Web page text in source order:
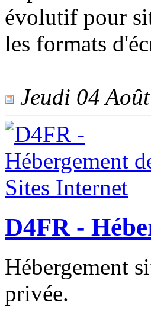
évolutif pour
les formats
Jeudi 04
D4FR -
Hébergement
privée.